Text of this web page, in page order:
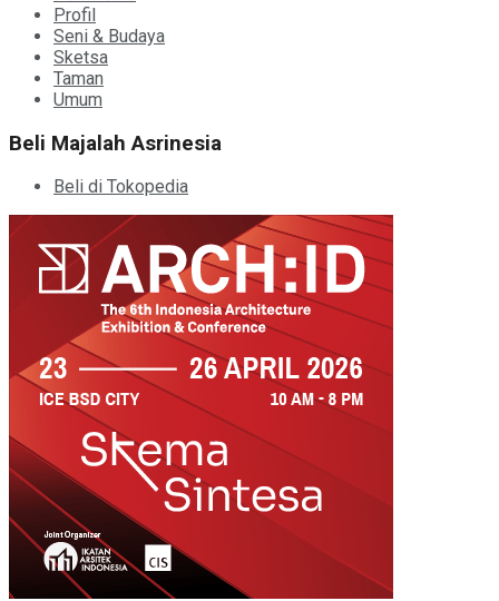
Profil
Seni & Budaya
Sketsa
Taman
Umum
Beli Majalah Asrinesia
Beli di Tokopedia